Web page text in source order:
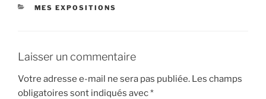
CATÉGORIES
MES EXPOSITIONS
Laisser un commentaire
Votre adresse e-mail ne sera pas publiée. Les champs
obligatoires sont indiqués avec*